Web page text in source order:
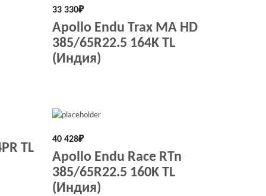
TL
33 330₽
Apollo Endu Trax MA HD
385/65R22.5 164K TL
(Индия)
40 428₽
Apollo Endu Race RTn
385/65R22.5 160K TL
(Индия)